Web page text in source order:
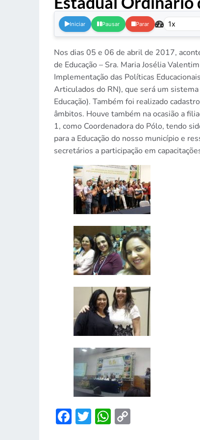
Iniciar Pausar Parar
Nos dias 05 e 06 de abril de 2017,
de Educação – Sra. Maria Josélia
Implementação das Políticas
Articulados do RN), que será um
Educação). Também foi realizado
âmbitos. Houve também na ocasião a
1, como Coordenadora do Pólo, tendo
para a Educação do nosso município e
secretários a participação em
Facebook
TwitterWhatsApp
Copy